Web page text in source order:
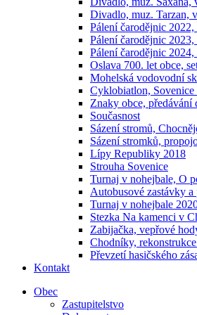
Divadlo, muz. Tarzan,
Pálení čarodějnic
Pálení čarodějnic
Pálení čarodějnic
Oslava 700. let obce,
Mohelská vodovodní
Cyklobiatlon, Sovenice
Znaky obce, předávání
Současnost
Sázení stromů,
Sázení stromků,
Lípy Republiky 2018
Strouha Sovenice
Turnaj v nohejbale, O
Autobusové zastávky
Turnaj v nohejbale
Stezka Na kamenci v
Zabijačka, vepřové
Chodníky,
Převzetí hasičského
Kontakt
Obec
Zastupitelstvo